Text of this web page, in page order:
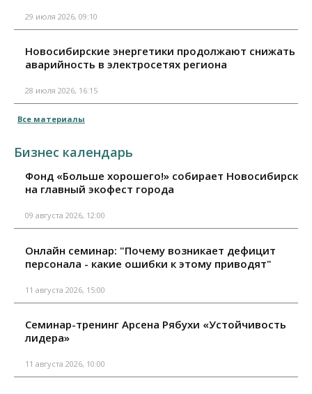
29 июля 2026, 09:10
Новосибирские энергетики продолжают снижать
аварийность в электросетях региона
28 июля 2026, 16:15
Все материалы
Бизнес календарь
Фонд «Больше хорошего!» собирает Новосибирск
на главный экофест города
09 августа 2026, 12:00
Онлайн семинар: "Почему возникает дефицит
персонала - какие ошибки к этому приводят"
11 августа 2026, 15:00
Семинар-тренинг Арсена Рябухи «Устойчивость
лидера»
11 августа 2026, 10:00